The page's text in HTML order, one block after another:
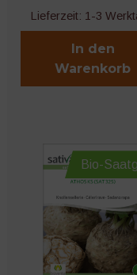
Lieferzeit: 1-3
In den
Warenkorb
Bio-